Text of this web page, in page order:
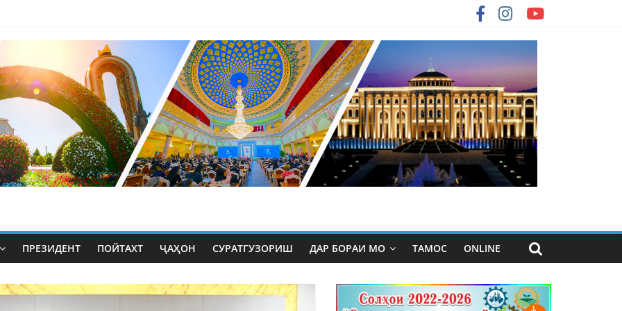
ПРЕЗИДЕНТ ПОЙТАХТ ҶАҲОН СУРАТГУЗОРИШ ДАР БОРАИ МО ТАМОС ONLINE